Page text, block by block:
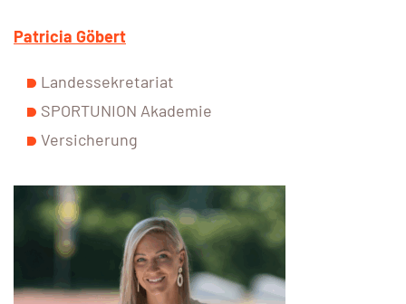
Patricia Göbert
Landessekretariat
SPORTUNION Akademie
Versicherung